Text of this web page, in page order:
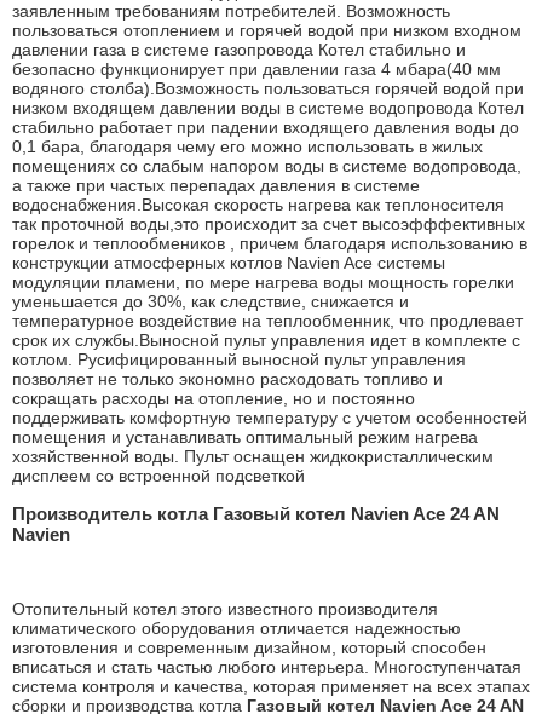
заявленным требованиям потребителей. Возможность
пользоваться отоплением и горячей водой при низком входном
давлении газа в системе газопровода Котел стабильно и
безопасно функционирует при давлении газа 4 мбара(40 мм
водяного столба).Возможность пользоваться горячей водой при
низком входящем давлении воды в системе водопровода Котел
стабильно работает при падении входящего давления воды до
0,1 бара, благодаря чему его можно использовать в жилых
помещениях со слабым напором воды в системе водопровода,
а также при частых перепадах давления в системе
водоснабжения.Высокая скорость нагрева как теплоносителя
так проточной воды,это происходит за счет высоэфффективных
горелок и теплообмеников , причем благодаря использованию в
конструкции атмосферных котлов Navien Ace системы
модуляции пламени, по мере нагрева воды мощность горелки
уменьшается до 30%, как следствие, снижается и
температурное воздействие на теплообменник, что продлевает
срок их службы.Выносной пульт управления идет в комплекте с
котлом. Русифицированный выносной пульт управления
позволяет не только экономно расходовать топливо и
сокращать расходы на отопление, но и постоянно
поддерживать комфортную температуру с учетом особенностей
помещения и устанавливать оптимальный режим нагрева
хозяйственной воды. Пульт оснащен жидкокристаллическим
дисплеем со встроенной подсветкой
Производитель котла Газовый котел Navien Ace 24 AN
Navien
Отопительный котел этого известного производителя
климатического оборудования отличается надежностью
изготовления и современным дизайном, который способен
вписаться и стать частью любого интерьера. Многоступенчатая
система контроля и качества, которая применяет на всех этапах
сборки и производства котла Газовый котел Navien Ace 24 AN